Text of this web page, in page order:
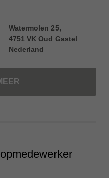
Watermolen 25,
4751 VK Oud Gastel
Nederland